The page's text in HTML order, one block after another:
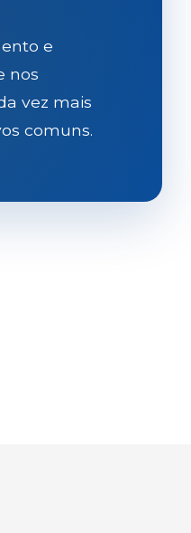
e
nos
vez mais
comuns.